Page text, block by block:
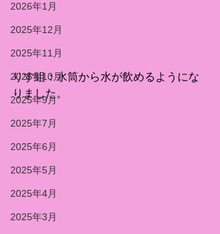
2026年1月
2025年12月
2025年11月
2025年10月
2025年9月
2025年7月
2025年6月
2025年5月
2025年4月
2025年3月
りす組：水筒から水が飲めるようにな
りました。